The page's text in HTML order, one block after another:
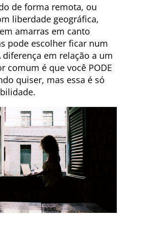
de forma remota, ou
liberdade geográfica,
amarras em canto
pode escolher ficar num
diferença em relação a um
comum é que você PODE
quiser, mas essa é só